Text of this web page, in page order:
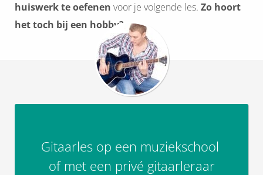
huiswerk te oefenen voor je volgende les. Zo hoort
het toch bij een hobby?
Gitaarles op een muziekschool
of met een privé gitaarleraar